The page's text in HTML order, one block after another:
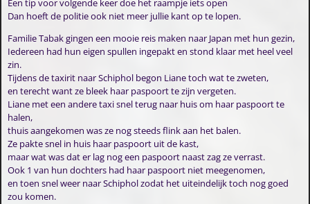
Een tip voor volgende keer doe het raampje iets open
Dan hoeft de politie ook niet meer jullie kant op te lopen.
Familie Tabak gingen een mooie reis maken naar Japan met hun gezin,
Iedereen had hun eigen spullen ingepakt en stond klaar met heel veel
zin.
Tijdens de taxirit naar Schiphol begon Liane toch wat te zweten,
en terecht want ze bleek haar paspoort te zijn vergeten.
Liane met een andere taxi snel terug naar huis om haar paspoort te
halen,
thuis aangekomen was ze nog steeds flink aan het balen.
Ze pakte snel in huis haar paspoort uit de kast,
maar wat was dat er lag nog een paspoort naast zag ze verrast.
Ook 1 van hun dochters had haar paspoort niet meegenomen,
en toen snel weer naar Schiphol zodat het uiteindelijk toch nog goed
zou komen.